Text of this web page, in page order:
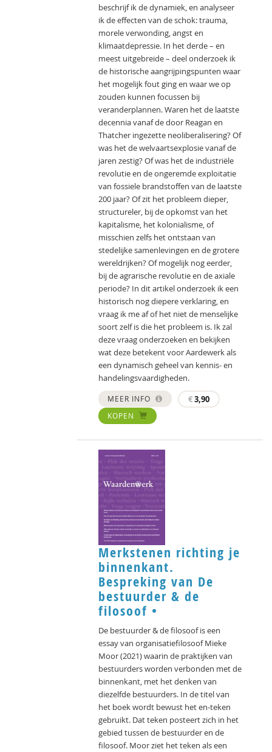
beschrijf ik de dynamiek, en analyseer
ik de effecten van de schok: trauma,
morele verwonding, angst en
klimaatdepressie. In het derde – en
meest uitgebreide – deel onderzoek ik
de historische aangrijpingspunten waar
het mogelijk fout ging en waar we op
zouden kunnen focussen bij
veranderplannen. Waren het de laatste
decennia vanaf de door Reagan en
Thatcher ingezette neoliberalisering? Of
was het de welvaartsexplosie vanaf de
jaren zestig? Of was het de industriële
revolutie en de ongeremde exploitatie
van fossiele brandstoffen van de laatste
200 jaar? Of zit het probleem dieper,
structureler, bij de opkomst van het
kapitalisme, het kolonialisme, of
misschien zelfs het ontstaan van
stedelijke samenlevingen en de grotere
wereldrijken? Of mogelijk nog eerder,
bij de agrarische revolutie en de axiale
periode? In dit artikel onderzoek ik een
historisch nog diepere verklaring, en
vraag ik me af of het niet de menselijke
soort zelf is die het probleem is. Ik zal
deze vraag onderzoeken en bekijken
wat deze betekent voor Aardewerk als
een dynamisch geheel van kennis- en
handelingsvaardigheden.
MEER INFO €3,90
KOPEN
Merkstenen richting je
binnenkant.
Bespreking van De
bestuurder & de
filosoof •
De bestuurder & de filosoof is een
essay van organisatiefilosoof Mieke
Moor (2021) waarin de praktijken van
bestuurders worden verbonden met de
binnenkant, met het denken van
diezelfde bestuurders. In de titel van
het boek wordt bewust het en-teken
gebruikt. Dat teken posteert zich in het
gebied tussen de bestuurder en de
filosoof. Moor ziet het teken als een